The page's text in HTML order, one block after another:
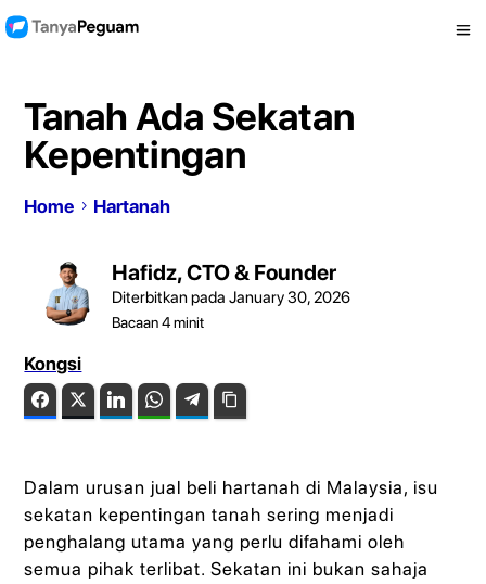
Tanah Ada Sekatan
Kepentingan
Home Hartanah
Hafidz, CTO & Founder
Diterbitkan pada January 30, 2026
Bacaan4minit
Kongsi
FacebookTwitter LinkedIn WhatsAppTelegram
Dalam urusan jual beli hartanah di Malaysia, isu
sekatan kepentingan tanah sering menjadi
penghalang utama yang perlu difahami oleh
semua pihak terlibat. Sekatan ini bukan sahaja